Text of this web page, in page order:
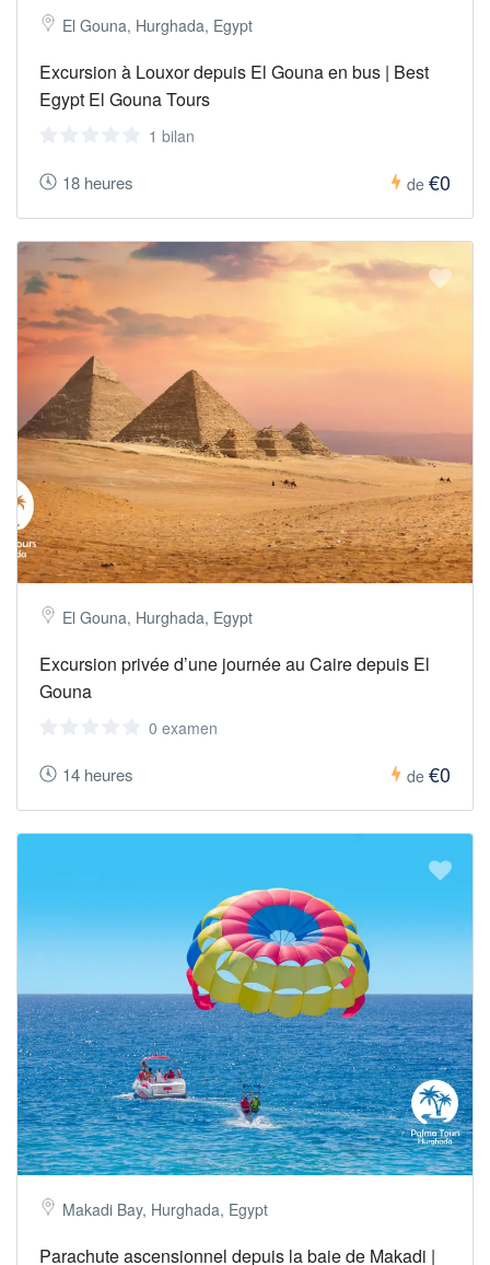
El Gouna, Hurghada, Egypt
Excursion à Louxor depuis El Gouna en bus | Best
Egypt El Gouna Tours
1 bilan
18 heures de €0
El Gouna, Hurghada, Egypt
Excursion privée d’une journée au Caire depuis El
Gouna
0 examen
14 heures de €0
Makadi Bay, Hurghada, Egypt
Parachute ascensionnel depuis la baie de Makadi |